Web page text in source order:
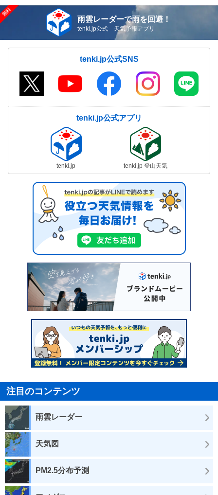
雨雲レーダーで雨を回避！
tenki.jp公式 天気予報アプリ
tenki.jp公式SNS
tenki.jp公式アプリ
tenki.jp tenki.jp 登山天気
注目のコンテンツ
雨雲レーダー
天気図
PM2.5分布予測